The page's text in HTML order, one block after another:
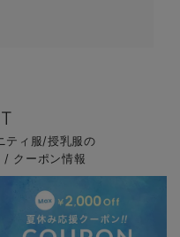
ティ服/授乳服の
/ クーポン情報